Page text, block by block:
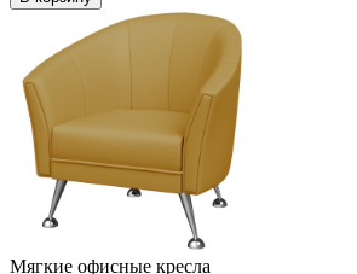
Мягкие офисные кресла